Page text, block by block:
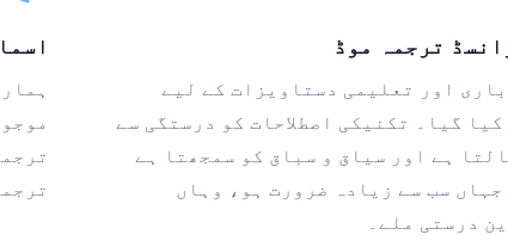
ترجمہ موڈ
اور تعلیمی دستاویزات کے لیے
کیا گیا۔ تکنیکی اصطلاحات کو درستگی سے
ہے اور سیاق و سباق کو سمجھتا ہے
جہاں سب سے زیادہ ضرورت ہو، وہاں
درستی ملے۔